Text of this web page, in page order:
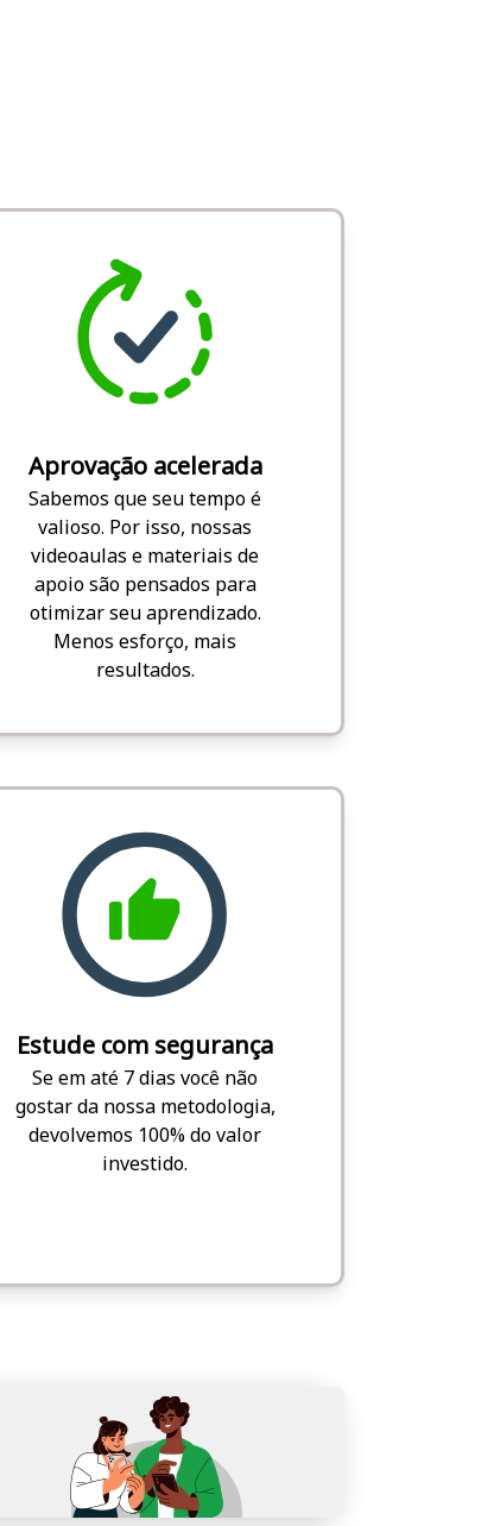
Aprovação acelerada
Sabemos que seu tempo é
valioso. Por isso, nossas
videoaulas e materiais de
apoio são pensados para
otimizar seu aprendizado.
Menos esforço, mais
resultados.
Estude com segurança
Se em até 7 dias você não
gostar da nossa metodologia,
devolvemos 100% do valor
investido.